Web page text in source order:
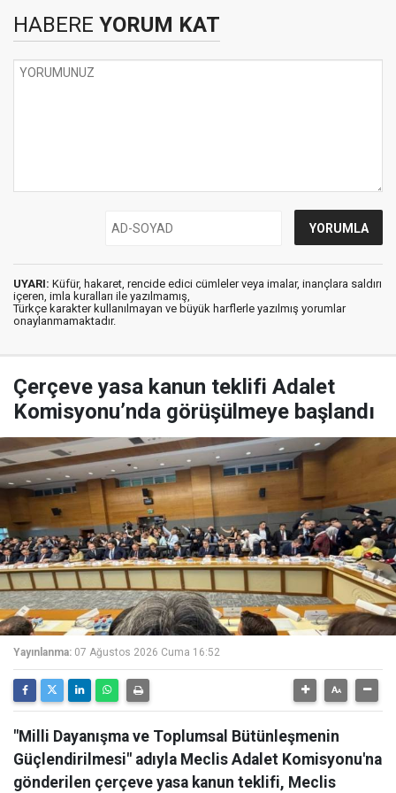
HABERE YORUM KAT
UYARI: Küfür, hakaret, rencide edici cümleler veya imalar, inançlara saldırı
içeren, imla kuralları ile yazılmamış,
Türkçe karakter kullanılmayan ve büyük harflerle yazılmış yorumlar
onaylanmamaktadır.
Çerçeve yasa kanun teklifi Adalet
Komisyonu’nda görüşülmeye başlandı
Yayınlanma: 07 Ağustos 2026 Cuma 16:52
"Milli Dayanışma ve Toplumsal Bütünleşmenin
Güçlendirilmesi" adıyla Meclis Adalet Komisyonu'na
gönderilen çerçeve yasa kanun teklifi, Meclis